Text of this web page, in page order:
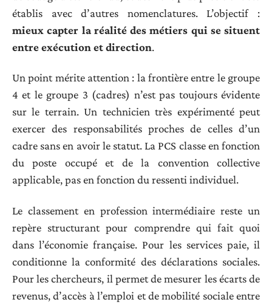
établis avec d’autres nomenclatures. L’objectif :
mieux capter la réalité des métiers qui se situent
entre exécution et direction.
Un point mérite attention : la frontière entre le groupe
4 et le groupe 3 (cadres) n’est pas toujours évidente
sur le terrain. Un technicien très expérimenté peut
exercer des responsabilités proches de celles d’un
cadre sans en avoir le statut. La PCS classe en fonction
du poste occupé et de la convention collective
applicable, pas en fonction du ressenti individuel.
Le classement en profession intermédiaire reste un
repère structurant pour comprendre qui fait quoi
dans l’économie française. Pour les services paie, il
conditionne la conformité des déclarations sociales.
Pour les chercheurs, il permet de mesurer les écarts de
revenus, d’accès à l’emploi et de mobilité sociale entre